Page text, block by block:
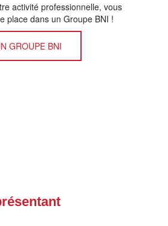
activité professionnelle, vous
place dans un Groupe BNI !